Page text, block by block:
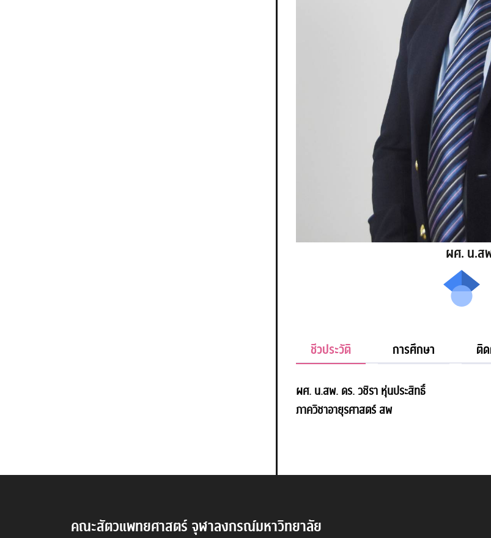
ผศ. น.ส
ชีวประวัติ การศึกษา ติ
ผศ. น.สพ. ดร. วชิรา หุ่นประสิทธิ์
ภาควิชาอายุรศาสตร์ สพ
คณะสัตวแพทยศาสตร์ จุฬาลงกรณ์มหาวิทยาลัย